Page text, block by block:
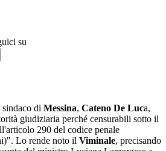
su
di Messina, Cateno De Luca,
giudiziaria perché censurabili sotto il
290 del codice penale
Lo rende noto il Viminale, precisando